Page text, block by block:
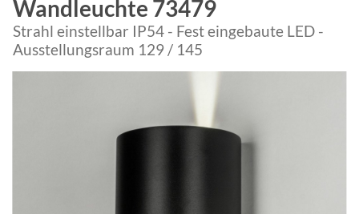
Wandleuchte 73479
Strahl einstellbar IP54 - Fest eingebaute LED -
Ausstellungsraum 129 / 145